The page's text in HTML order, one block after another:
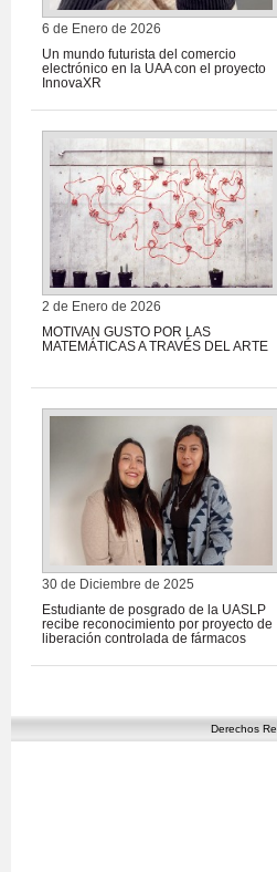
6 de Enero de 2026
Un mundo futurista del comercio
electrónico en la UAA con el proyecto
InnovaXR
2 de Enero de 2026
MOTIVAN GUSTO POR LAS
MATEMÁTICAS A TRAVÉS DEL ARTE
30 de Diciembre de 2025
Estudiante de posgrado de la UASLP
recibe reconocimiento por proyecto de
liberación controlada de fármacos
Derechos